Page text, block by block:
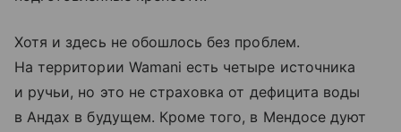
Хотя и здесь не обошлось без проблем.
На территории Wamani есть четыре источника
и ручьи, но это не страховка от дефицита воды
в Андах в будущем. Кроме того, в Мендосе дуют